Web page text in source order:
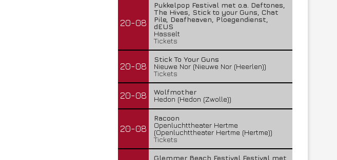
20-08
Pukkelpop Festival met o.a. Deftones,
The Hives, Stick to your Guns, Chat
Pile, Deafheaven, Ploegendienst,
dEUS
Hasselt
Tickets
20-08
Stick To Your Guns
Nieuwe Nor (Nieuwe Nor (Heerlen))
Tickets
20-08
Wolfmother
Hedon (Hedon (Zwolle))
20-08
Racoon
Openluchttheater Hertme
(Openluchttheater Hertme (Hertme))
Tickets
Glemmer Beach Festival Festival met